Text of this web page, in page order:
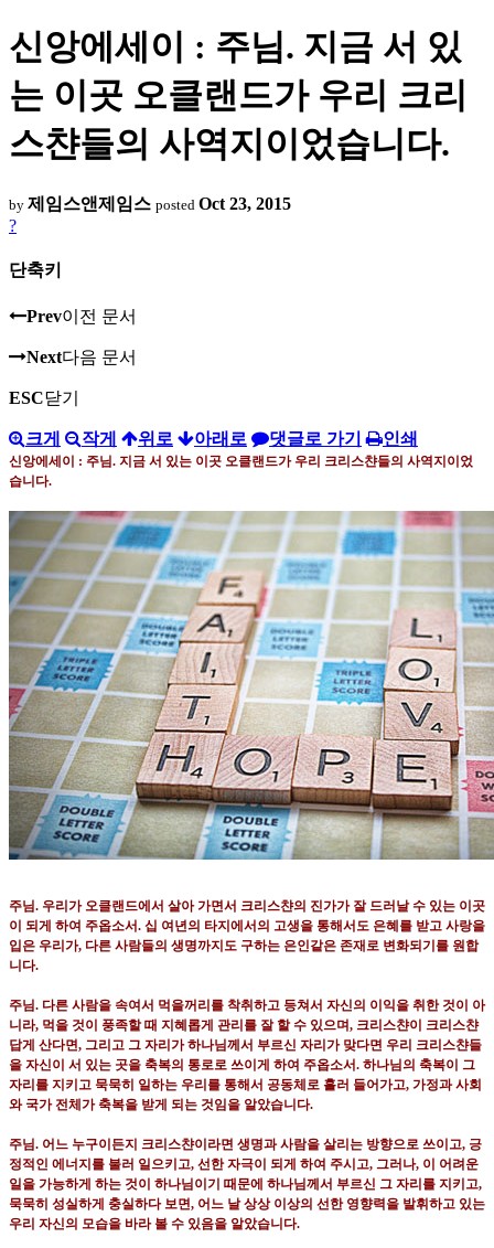
신앙에세이 : 주님. 지금 서 있
는 이곳 오클랜드가 우리 크리
스챤들의 사역지이었습니다.
by 제임스앤제임스 posted Oct 23, 2015
?
단축키
Prev이전 문서
Next다음 문서
ESC닫기
크게 작게 위로 아래로 댓글로 가기 인쇄
신앙에세이 : 주님. 지금 서 있는 이곳 오클랜드가 우리 크리스챤들의 사역지이었
습니다.
주님. 우리가 오클랜드에서 살아 가면서 크리스챤의 진가가 잘 드러날 수 있는 이곳
이 되게 하여 주옵소서. 십 여년의 타지에서의 고생을 통해서도 은혜를 받고 사랑을
입은 우리가, 다른 사람들의 생명까지도 구하는 은인같은 존재로 변화되기를 원합
니다.
주님. 다른 사람을 속여서 먹을꺼리를 착취하고 등쳐서 자신의 이익을 취한 것이 아
니라, 먹을 것이 풍족할 때 지혜롭게 관리를 잘 할 수 있으며, 크리스챤이 크리스챤
답게 산다면, 그리고 그 자리가 하나님께서 부르신 자리가 맞다면 우리 크리스챤들
을 자신이 서 있는 곳을 축복의 통로로 쓰이게 하여 주옵소서. 하나님의 축복이 그
자리를 지키고 묵묵히 일하는 우리를 통해서 공동체로 흘러 들어가고, 가정과 사회
와 국가 전체가 축복을 받게 되는 것임을 알았습니다.
주님. 어느 누구이든지 크리스챤이라면 생명과 사람을 살리는 방향으로 쓰이고, 긍
정적인 에너지를 불러 일으키고, 선한 자극이 되게 하여 주시고, 그러나, 이 어려운
일을 가능하게 하는 것이 하나님이기 때문에 하나님께서 부르신 그 자리를 지키고,
묵묵히 성실하게 충실하다 보면, 어느 날 상상 이상의 선한 영향력을 발휘하고 있는
우리 자신의 모습을 바라 볼 수 있음을 알았습니다.